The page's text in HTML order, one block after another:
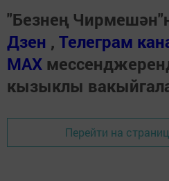
"Безнең
Дзен , Телеграм
МАХ
кызыклы
Перейти на